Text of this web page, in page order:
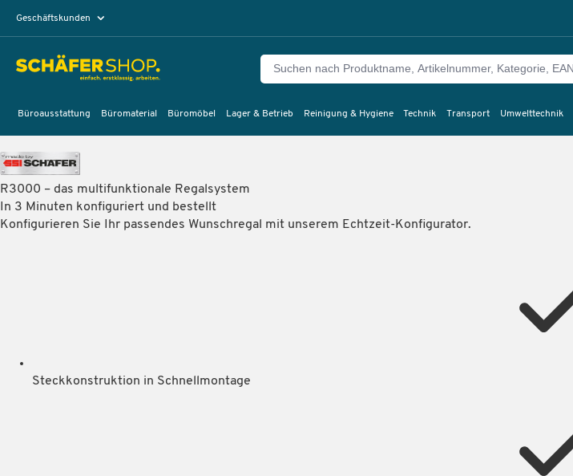
Geschäftskunden
Büroausstattung Büromaterial Büromöbel Lager & Betrieb Reinigung & Hygiene Technik Transport Umwelttechnik
R3000 – das multifunktionale Regalsystem
In 3 Minuten konfiguriert und bestellt
Konfigurieren Sie Ihr passendes Wunschregal mit unserem Echtzeit-Konfigurator.
Steckkonstruktion in Schnellmontage